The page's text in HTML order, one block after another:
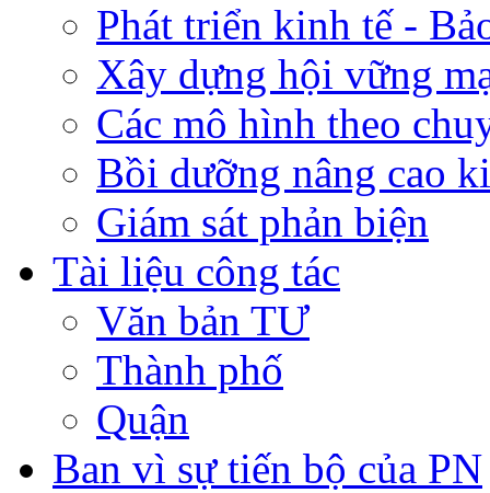
Phát triển kinh tế -
Xây dựng hội vững
Các mô hình theo
Bồi dưỡng nâng cao
Giám sát phản biện
Tài liệu công tác
Văn bản TƯ
Thành phố
Quận
Ban vì sự tiến bộ của PN